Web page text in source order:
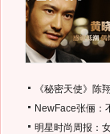
《秘密天使》陈
NewFace张俪：
明星时尚周报：